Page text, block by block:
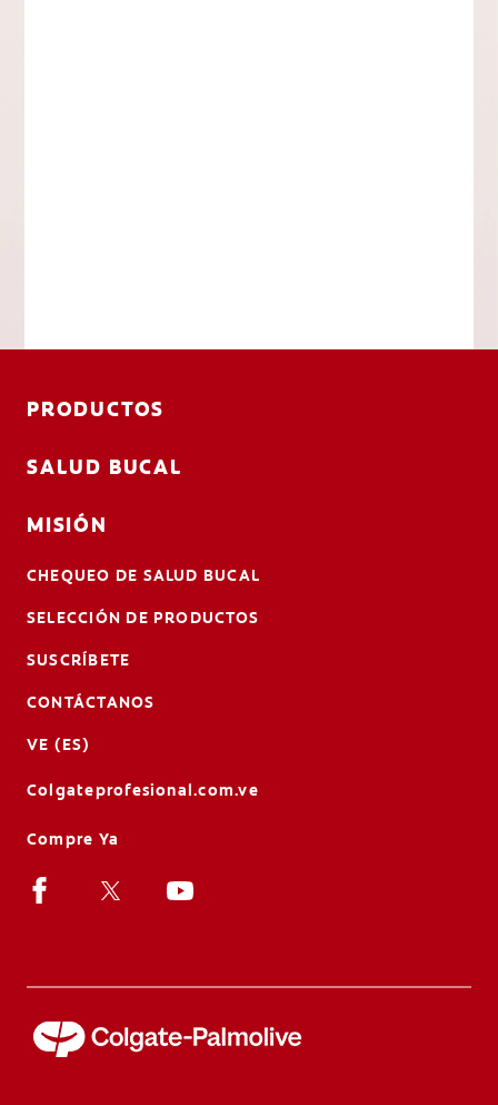
PRODUCTOS
SALUD BUCAL
MISIÓN
CHEQUEO DE SALUD BUCAL
SELECCIÓN DE PRODUCTOS
SUSCRÍBETE
CONTÁCTANOS
VE (ES)
Colgateprofesional.com.ve
Compre Ya